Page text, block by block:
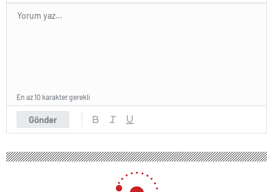
Gönder
En az 10 karakter gerekli